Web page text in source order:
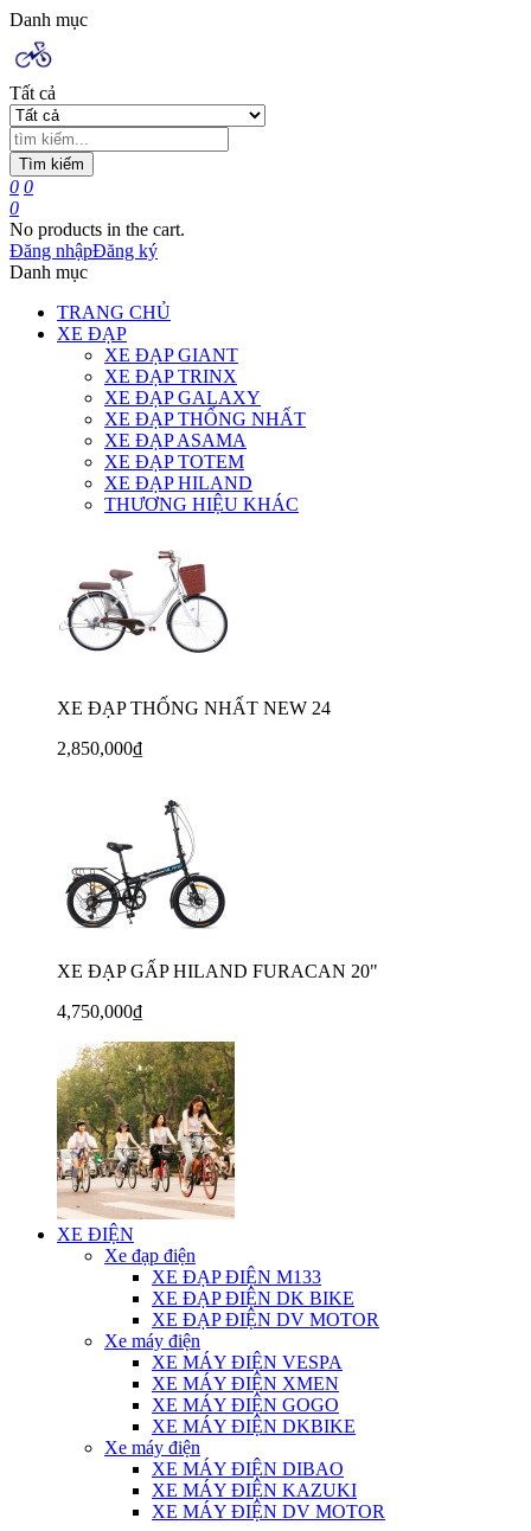
Danh mục
Tất cả
Tìm kiếm
0 0
0
No products in the cart.
Đăng nhậpĐăng ký
Danh mục
TRANG CHỦ
XE ĐẠP
XE ĐẠP GIANT
XE ĐẠP TRINX
XE ĐẠP GALAXY
XE ĐẠP THỐNG NHẤT
XE ĐẠP ASAMA
XE ĐẠP TOTEM
XE ĐẠP HILAND
THƯƠNG HIỆU KHÁC
XE ĐẠP THỐNG NHẤT NEW 24
2,850,000₫
XE ĐẠP GẤP HILAND FURACAN 20"
4,750,000₫
XE ĐIỆN
Xe đạp điện
XE ĐẠP ĐIỆN M133
XE ĐẠP ĐIỆN DK BIKE
XE ĐẠP ĐIỆN DV MOTOR
Xe máy điện
XE MÁY ĐIỆN VESPA
XE MÁY ĐIỆN XMEN
XE MÁY ĐIỆN GOGO
XE MÁY ĐIỆN DKBIKE
Xe máy điện
XE MÁY ĐIỆN DIBAO
XE MÁY ĐIỆN KAZUKI
XE MÁY ĐIỆN DV MOTOR